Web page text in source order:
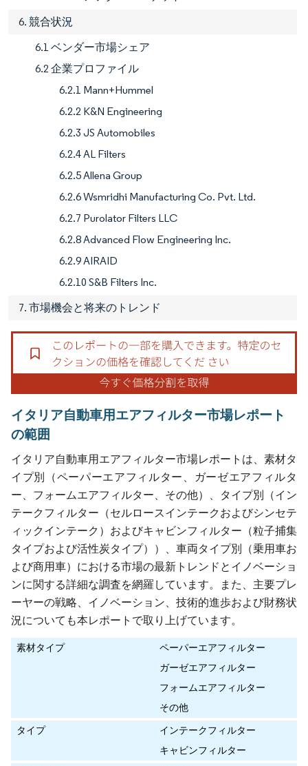
6. 競合状況
6.1 ベンダー市場シェア
6.2 企業プロファイル
6.2.1 Mann+Hummel
6.2.2 K&N Engineering
6.2.3 JS Automobiles
6.2.4 AL Filters
6.2.5 Allena Group
6.2.6 Wsmridhi Manufacturing Co. Pvt. Ltd.
6.2.7 Purolator Filters LLC
6.2.8 Advanced Flow Engineering Inc.
6.2.9 AIRAID
6.2.10 S&B Filters Inc.
7. 市場機会と将来のトレンド
イタリア自動車用エアフィルター市場レポート
の範囲
イタリア自動車用エアフィルター市場レポートは、素材タ
イプ別（ペーパーエアフィルター、ガーゼエアフィルタ
ー、フォームエアフィルター、その他）、タイプ別（イン
テークフィルター（セルロースインテークおよびシンセテ
ィックインテーク）およびキャビンフィルター（粒子捕集
タイプおよび活性炭タイプ））、車両タイプ別（乗用車お
よび商用車）における市場の最新トレンドとイノベーショ
ンに関する詳細な調査を網羅しています。また、主要プレ
ーヤーの戦略、イノベーション、技術的進歩および財務状
況についても本レポートで取り上げています。
素材タイプ
ペーパーエアフィルター
ガーゼエアフィルター
フォームエアフィルター
その他
タイプ
インテークフィルター
キャビンフィルター